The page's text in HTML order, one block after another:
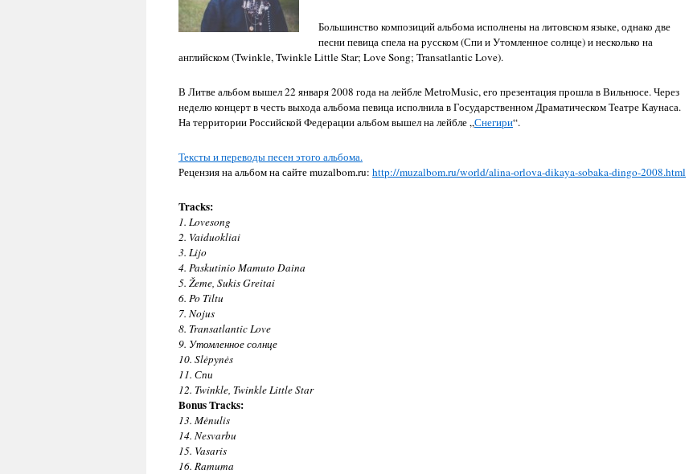
Большинство композиций альбома исполнены на литовском языке, однако две
песни певица спела на русском (Спи и Утомленное солнце) и несколько на
английском (Twinkle, Twinkle Little Star; Love Song; Transatlantic Love).
В Литве альбом вышел 22 января 2008 года на лейбле MetroMusic, его презентация прошла в Вильнюсе. Через
неделю концерт в честь выхода альбома певица исполнила в Государственном Драматическом Театре Каунаса.
На территории Российской Федерации альбом вышел на лейбле „Снегири“.
Тексты и переводы песен этого альбома.
Рецензия на альбом на сайте muzalbom.ru: http://muzalbom.ru/world/alina-orlova-dikaya-sobaka-dingo-2008.html
Tracks:
1. Lovesong
2. Vaiduokliai
3. Lijo
4. Paskutinio Mamuto Daina
5. Žeme, Sukis Greitai
6. Po Tiltu
7. Nojus
8. Transatlantic Love
9. Утомленное солнце
10. Slėpynės
11. Спи
12. Twinkle, Twinkle Little Star
Bonus Tracks:
13. Mėnulis
14. Nesvarbu
15. Vasaris
16. Ramuma